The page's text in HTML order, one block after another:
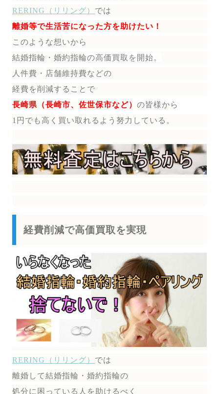
RERING（リリング） では
離婚等で生活苦になった方を助けたい！
このような想いから
結婚指輪・婚約指輪の高価買取を開始。
人件費・店舗維持費などの
経費を削減することで
長崎県（長崎市、佐世保市など） の皆様から
1円でも高く買い取れるよう努力している。
経費削減で高価買取を実現
RERING（リリング） では
離婚して結婚指輪・婚約指輪の
処分に困っている人を助けるべく